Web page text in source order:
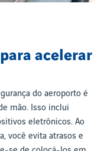
acelerar
do aeroporto é
mão. Isso inclui
eletrônicos. Ao
você evita atrasos e